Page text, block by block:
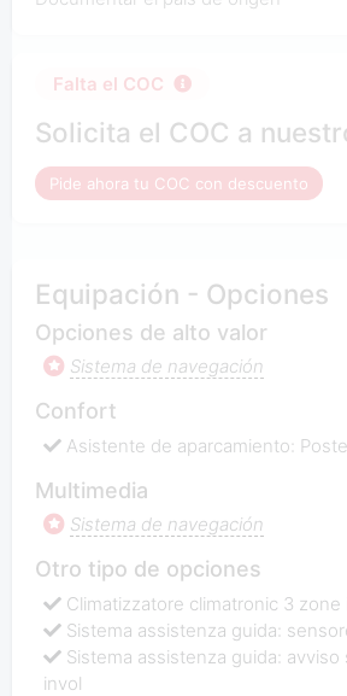
Falta el COC
Solicita el COC a
Pide ahora tu COC con descuento
Equipación - Opciones
Opciones de alto valor
Sistema de navegación
Confort
Asistente de aparcamiento:
Multimedia
Sistema de navegación
Otro tipo de opciones
Climatizzatore climatronic 3 zone
Sistema assistenza guida:
Sistema assistenza guida:
invol